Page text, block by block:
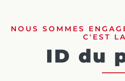
NOUS SOMMES
C'EST
ID du